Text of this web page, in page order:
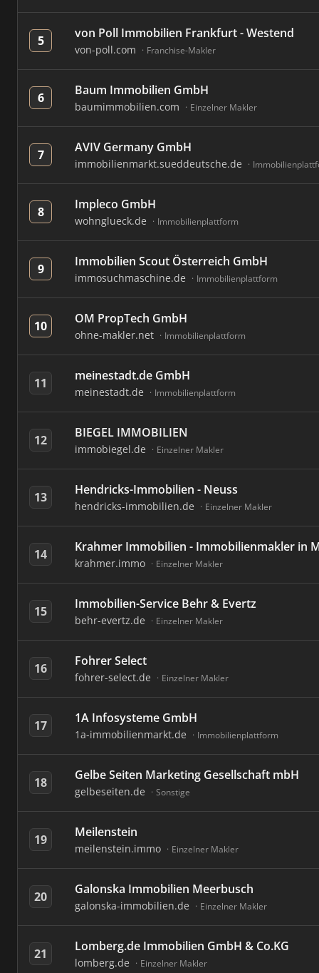
5 von Poll Immobilien Frankfurt - Westend
von-poll.com Franchise-Makler
6 Baum Immobilien GmbH
baumimmobilien.com Einzelner Makler
7 AVIV Germany GmbH
immobilienmarkt.sueddeutsche.de
8 Impleco GmbH
wohnglueck.de Immobilienplattform
9 Immobilien Scout Österreich GmbH
immosuchmaschine.de Immobilienplattform
10 OM PropTech GmbH
ohne-makler.net Immobilienplattform
11 meinestadt.de GmbH
meinestadt.de Immobilienplattform
12 BIEGEL IMMOBILIEN
immobiegel.de Einzelner Makler
13 Hendricks-Immobilien - Neuss
hendricks-immobilien.de Einzelner Makler
14 Krahmer Immobilien - Immobilienmakler in
krahmer.immo Einzelner Makler
15 Immobilien-Service Behr & Evertz
behr-evertz.de Einzelner Makler
16 Fohrer Select
fohrer-select.de Einzelner Makler
17 1A Infosysteme GmbH
1a-immobilienmarkt.de Immobilienplattform
18 Gelbe Seiten Marketing Gesellschaft mbH
gelbeseiten.de Sonstige
19 Meilenstein
meilenstein.immo Einzelner Makler
20 Galonska Immobilien Meerbusch
galonska-immobilien.de Einzelner Makler
21 Lomberg.de Immobilien GmbH & Co.KG
lomberg.de Einzelner Makler